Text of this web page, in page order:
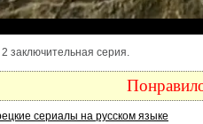
2 заключительная серия.
сериалы на русском языке